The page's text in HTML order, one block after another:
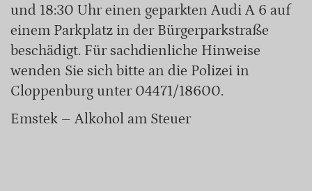
und 18:30 Uhr einen geparkten Audi A 6 auf
einem Parkplatz in der Bürgerparkstraße
beschädigt. Für sachdienliche Hinweise
wenden Sie sich bitte an die Polizei in
Cloppenburg unter 04471/18600.
Emstek – Alkohol am Steuer